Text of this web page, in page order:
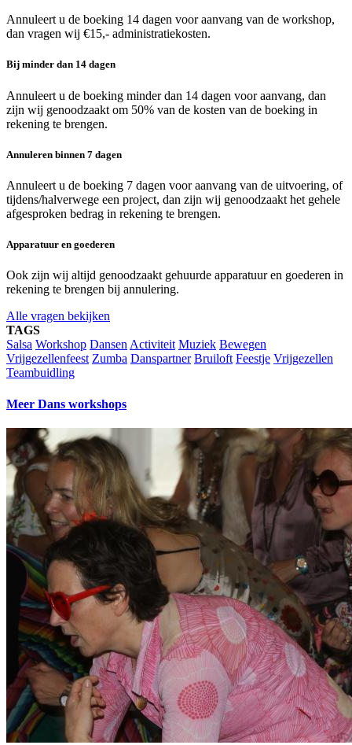
Annuleert u de boeking 14 dagen voor aanvang van de workshop,
dan vragen wij €15,- administratiekosten.
Bij minder dan 14 dagen
Annuleert u de boeking minder dan 14 dagen voor aanvang, dan
zijn wij genoodzaakt om 50% van de kosten van de boeking in
rekening te brengen.
Annuleren binnen 7 dagen
Annuleert u de boeking 7 dagen voor aanvang van de uitvoering, of
tijdens/halverwege een project, dan zijn wij genoodzaakt het gehele
afgesproken bedrag in rekening te brengen.
Apparatuur en goederen
Ook zijn wij altijd genoodzaakt gehuurde apparatuur en goederen in
rekening te brengen bij annulering.
Alle vragen bekijken
TAGS
Salsa Workshop Dansen Activiteit Muziek Bewegen
Vrijgezellenfeest Zumba Danspartner Bruiloft Feestje Vrijgezellen
Teambuidling
Meer Dans workshops